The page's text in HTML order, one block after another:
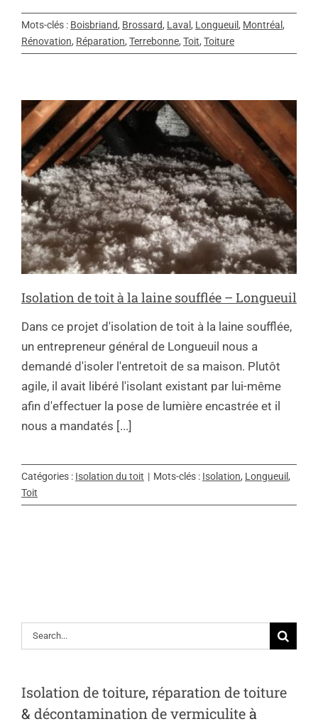
Mots-clés : Boisbriand, Brossard, Laval , Longueuil , Montréal ,
Rénovation, Réparation, Terrebonne, Toit, Toiture
Isolation de toit à la laine soufflée – Longueuil
Dans ce projet d'isolation de toit à la laine soufflée,
un entrepreneur général de Longueuil nous a
demandé d'isoler l'entretoit de sa maison. Plutôt
agile, il avait libéré l'isolant existant par lui-même
afin d'effectuer la pose de lumière encastrée et il
nous a mandatés [...]
Catégories : Isolation du toit | Mots-clés : Isolation, Longueuil,
Toit
Rechercher
Isolation de toiture, réparation de toiture
& décontamination de vermiculiteà